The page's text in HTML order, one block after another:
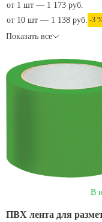
от 1 шт — 1 173 руб.
от 10 шт — 1 138 руб. -3
Показать все
В
ПВХ лента для